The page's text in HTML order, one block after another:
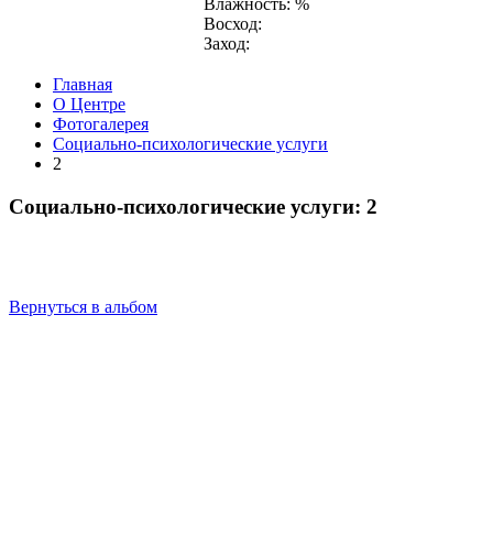
Влажность: %
Восход:
Заход:
Главная
О Центре
Фотогалерея
Социально-психологические услуги
2
Социально-психологические услуги: 2
Вернуться в альбом